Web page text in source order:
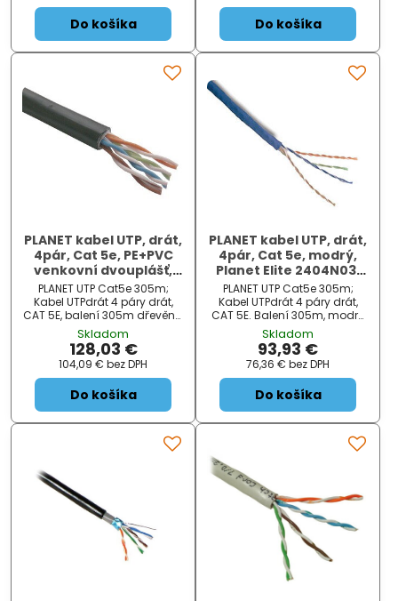
Ethernet (IE...
Do košíka
vhodný pro venkovní
instalace a záro...
Do košíka
PLANET kabel UTP, drát,
4pár, Cat 5e, PE+PVC
venkovní dvouplášť,
Planet Elite, Dca (balení
305m)
PLANET UTP Cat5e 305m;
Kabel UTPdrát 4 páry drát,
CAT 5E, balení 305m dřevěná
špulka, venkovní.
Dvouplášťová izolace PVC a
PE. Odolný proti UV záření,
venkovní kabel. Kabel pro
realizací sítí Fast Ethernet
(IEEE 80...
Skladom
128,03 €
104,09 € bez DPH
Do košíka
PLANET kabel UTP, drát,
4pár, Cat 5e, modrý,
Planet Elite 2404N03,
Dca (balení 305m)
PLANET UTP Cat5e 305m;
Kabel UTPdrát 4 páry drát,
CAT 5E. Balení 305m, modré
barvy. Kabel pro realizací sítí
Fast Ethernet (IEEE 802.3u),
Gigabit Ethernet (IEEE
802.3ab), Ethernet (IEEE 802.3),
100 VgAnyLAN (IEEE 80...
Skladom
93,93 €
76,36 € bez DPH
Do košíka